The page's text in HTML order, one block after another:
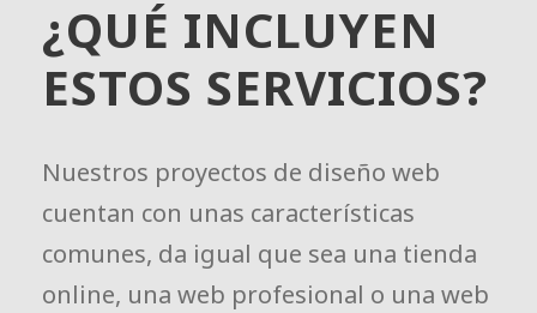
¿QUÉ INCLUYEN
ESTOS SERVICIOS?
Nuestros proyectos de diseño web
cuentan con unas características
comunes, da igual que sea una tienda
online, una web profesional o una web